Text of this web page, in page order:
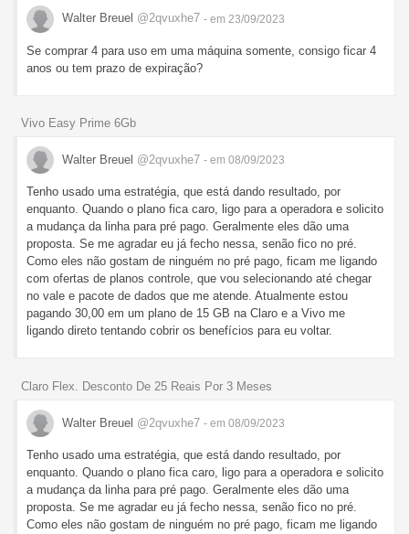
Walter Breuel @2qvuxhe7 - em 23/09/2023
Se comprar 4 para uso em uma máquina somente, consigo ficar 4
anos ou tem prazo de expiração?
Vivo Easy Prime 6Gb
Walter Breuel @2qvuxhe7 - em 08/09/2023
Tenho usado uma estratégia, que está dando resultado, por
enquanto. Quando o plano fica caro, ligo para a operadora e solicito
a mudança da linha para pré pago. Geralmente eles dão uma
proposta. Se me agradar eu já fecho nessa, senão fico no pré.
Como eles não gostam de ninguém no pré pago, ficam me ligando
com ofertas de planos controle, que vou selecionando até chegar
no vale e pacote de dados que me atende. Atualmente estou
pagando 30,00 em um plano de 15 GB na Claro e a Vivo me
ligando direto tentando cobrir os benefícios para eu voltar.
Claro Flex. Desconto De 25 Reais Por 3 Meses
Walter Breuel @2qvuxhe7 - em 08/09/2023
Tenho usado uma estratégia, que está dando resultado, por
enquanto. Quando o plano fica caro, ligo para a operadora e solicito
a mudança da linha para pré pago. Geralmente eles dão uma
proposta. Se me agradar eu já fecho nessa, senão fico no pré.
Como eles não gostam de ninguém no pré pago, ficam me ligando